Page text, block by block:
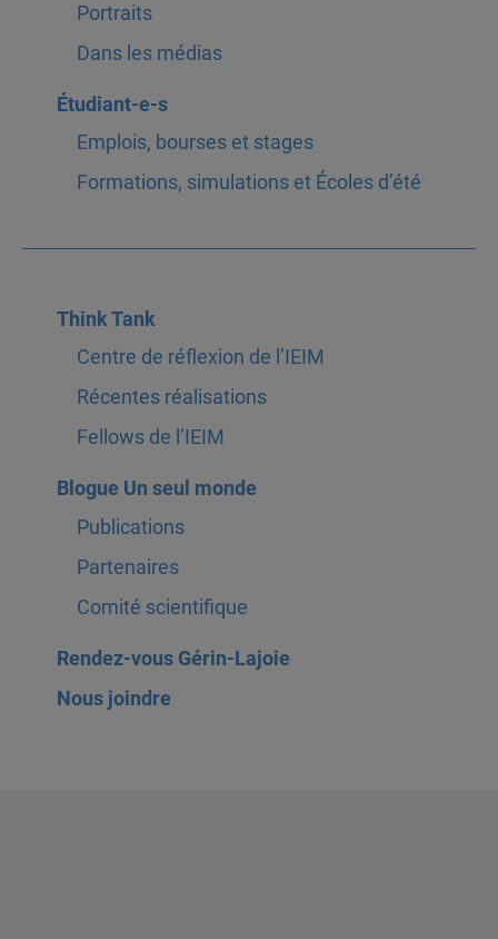
Portraits
Dans les médias
Étudiant-e-s
Emplois, bourses et stages
Formations, simulations et Écoles d’été
Think Tank
Centre de réflexion de l’IEIM
Récentes réalisations
Fellows de l’IEIM
Blogue Un seul monde
Publications
Partenaires
Comité scientifique
Rendez-vous Gérin-Lajoie
Nous joindre